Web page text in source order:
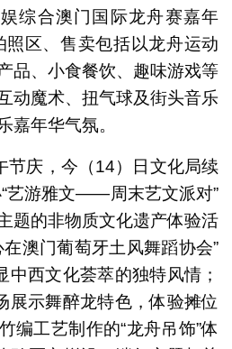
综合澳门国际龙舟赛嘉年
照区、售卖包括以龙舟运动
品、小食餐饮、趣味游戏等
动魔术、扭气球及街头音乐
嘉年华气氛。
节庆，今（14）日文化局续
“艺游雅文——周末艺文派对”
题的非物质文化遗产体验活
澳门葡萄牙土风舞蹈协会”
中西文化荟萃的独特风情；
展示舞醉龙特色，体验摊位
编工艺制作的“龙舟吊饰”体